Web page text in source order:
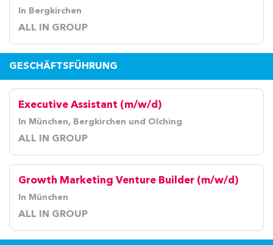
In Bergkirchen
ALL IN GROUP
GESCHÄFTSFÜHRUNG
Executive Assistant (m/w/d)
In München, Bergkirchen und Olching
ALL IN GROUP
Growth Marketing Venture Builder (m/w/d)
In München
ALL IN GROUP